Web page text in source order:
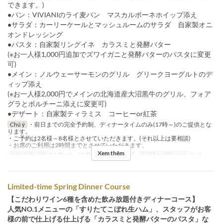
できます。)
●パン：VIVIANIのライ麦パン マスカルポーネホイップ添え
●サラダ：カーリーケールとマッシュルームのサラダ 自家製オニ
オンドレッシング
●パスタ：自家製リングイネ カラスミと発酵バター
(※お一人様1,000円追加でズワイガニと発酵バターのパスタに変更
可)
●メイン：ノルウェーサーモンのグリル グリークヨーグルトのデ
ィップ添え
(※お一人様2,000円でメインの北海道産大沼黒牛のグリル、フォア
グラとポルチーニ添えに変更可)
●デザート：自家製ティラミス コーヒーor紅茶
Chú ý
・前日までの完全予約制、ディナータイムのみ(17時～)のご提供とな
ります。
・ご予約は2名様～8名様とさせていただきます。(それ以上は要相談)
・お席のご利用は2時間までとさせていただきます。
Ngày Hiệu lực
02 Thg 4 ~ 31 Thg 8 Bữa Bữa tối Giới hạn dặt món 2 ~ 8
Xem thêm
Limited-time Spring Dinner Course
【こだわりワイン6種を含めた飲み放題付きディナーコース】
人気NO.1メニューの「すりたてこぼれ生ハム」、スタッフがお客
様の前で仕上げる仕上げる「カラスミと発酵バターのパスタ」な